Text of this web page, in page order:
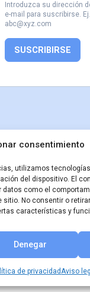
consentimiento
utilizamos
del dispositivo. El
como el
No consentir o
características y
Denegar
de privacidadAviso
Introduzca su dirección
e-mail para suscribirse.
abc@xyz.com
SUSCRIBIRSE